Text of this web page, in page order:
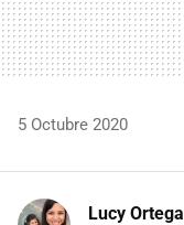
5 Octubre 2020
Lucy Ortega